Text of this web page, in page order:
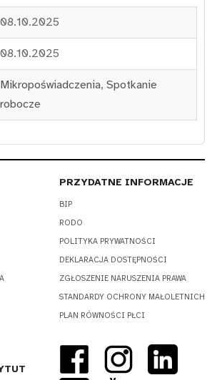
08.10.2025
08.10.2025
Mikropoświadczenia, Spotkanie
robocze
PRZYDATNE INFORMACJE
BIP
RODO
POLITYKA PRYWATNOŚCI
DEKLARACJA DOSTĘPNOŚCI
ZGŁOSZENIE NARUSZENIA PRAWA
STANDARDY OCHRONY MAŁOLETNICH
PLAN RÓWNOŚCI PŁCI